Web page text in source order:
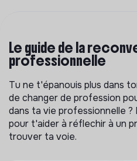
Le guide de la
professionnelle
Tu ne t'épanouis plus dans
de changer de profession
dans ta vie professionnelle
pour t'aider à réflechir à un
trouver ta voie.